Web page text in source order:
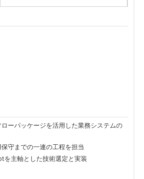
ーパッケージを活用した業務システムの
守までの一連の工程を担当
を主軸とした技術選定と実装